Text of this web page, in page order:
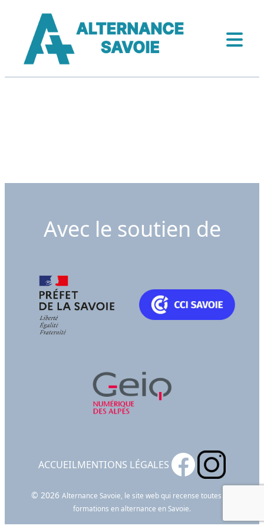
Avec le soutien de
ACCUEILMENTIONS LÉGALES
© 2026 Alternance Savoie, le site web qui recense toutes les
formations en alternance en Savoie.